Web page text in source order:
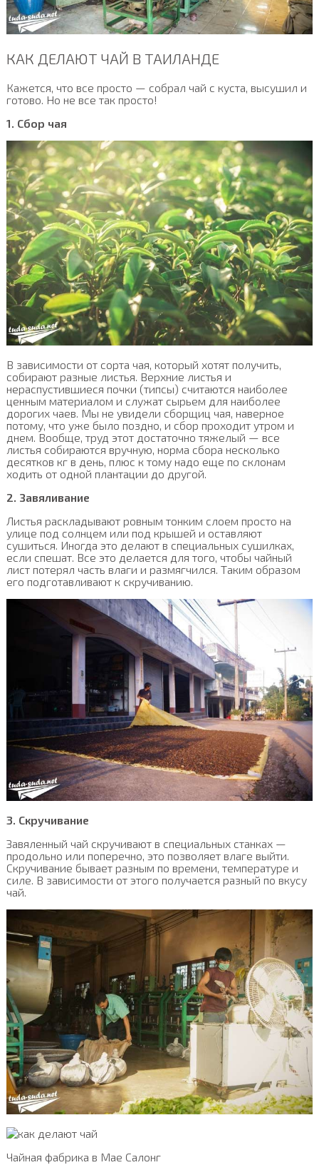
КАК ДЕЛАЮТ ЧАЙ В ТАИЛАНДЕ
Кажется, что все просто — собрал чай с куста, высушил и
готово. Но не все так просто!
1. Сбор чая
В зависимости от сорта чая, который хотят получить,
собирают разные листья. Верхние листья и
нераспустившиеся почки (типсы) считаются наиболее
ценным материалом и служат сырьем для наиболее
дорогих чаев. Мы не увидели сборщиц чая, наверное
потому, что уже было поздно, и сбор проходит утром и
днем. Вообще, труд этот достаточно тяжелый — все
листья собираются вручную, норма сбора несколько
десятков кг в день, плюс к тому надо еще по склонам
ходить от одной плантации до другой.
2. Завяливание
Листья раскладывают ровным тонким слоем просто на
улице под солнцем или под крышей и оставляют
сушиться. Иногда это делают в специальных сушилках,
если спешат. Все это делается для того, чтобы чайный
лист потерял часть влаги и размягчился. Таким образом
его подготавливают к скручиванию.
3. Скручивание
Завяленный чай скручивают в специальных станках —
продольно или поперечно, это позволяет влаге выйти.
Скручивание бывает разным по времени, температуре и
силе. В зависимости от этого получается разный по вкусу
чай.
Чайная фабрика в Мае Салонг